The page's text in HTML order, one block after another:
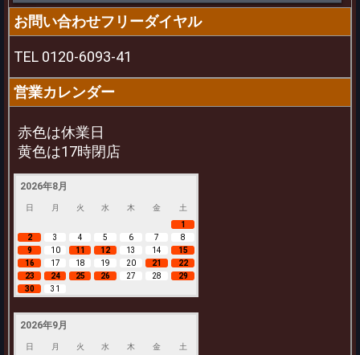
お問い合わせフリーダイヤル
TEL 0120-6093-41
営業カレンダー
赤色は休業日
黄色は17時閉店
2026年8月
日 月 火 水 木 金
土
1
2
3 4 5 6 7
8
9
10 11 12 13 14
15
16
17 18 19 20 21
22
23
24 25 26 27 28
29
30
31
2026年9月
日 月 火 水 木 金
土